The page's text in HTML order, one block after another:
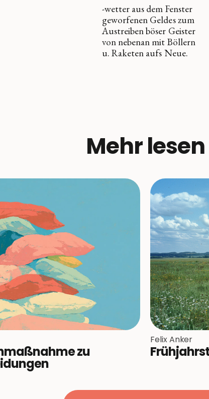
-wetter aus dem Fenster
geworfenen Geldes zum
Austreiben böser Geister
von nebenan mit Böllern
u. Raketen aufs Neue.
Mehr lesen
zu
Felix Anker